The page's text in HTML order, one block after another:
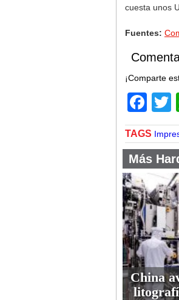
cuesta unos
Fuentes:
¡Comparte
TAGS
Más
China